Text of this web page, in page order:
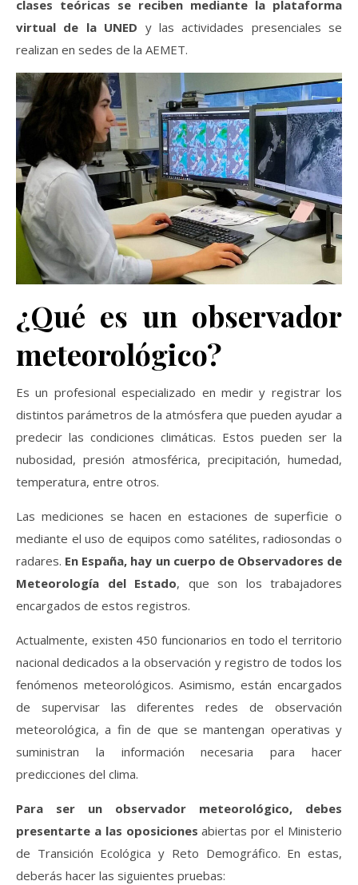
clases teóricas se reciben mediante la plataforma
virtual de la UNED y las actividades presenciales se
realizan en sedes de la AEMET.
¿Qué es un observador
meteorológico?
Es un profesional especializado en medir y registrar los
distintos parámetros de la atmósfera que pueden ayudar a
predecir las condiciones climáticas. Estos pueden ser la
nubosidad, presión atmosférica, precipitación, humedad,
temperatura, entre otros.
Las mediciones se hacen en estaciones de superficie o
mediante el uso de equipos como satélites, radiosondas o
radares. En España, hay un cuerpo de Observadores de
Meteorología del Estado, que son los trabajadores
encargados de estos registros.
Actualmente, existen 450 funcionarios en todo el territorio
nacional dedicados a la observación y registro de todos los
fenómenos meteorológicos. Asimismo, están encargados
de supervisar las diferentes redes de observación
meteorológica, a fin de que se mantengan operativas y
suministran la información necesaria para hacer
predicciones del clima.
Para ser un observador meteorológico, debes
presentarte a las oposiciones abiertas por el Ministerio
de Transición Ecológica y Reto Demográfico. En estas,
deberás hacer las siguientes pruebas: